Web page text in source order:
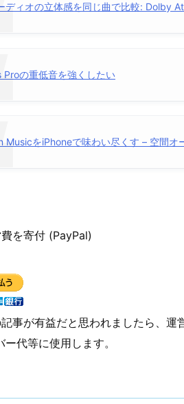
ディオの立体感を同じ曲で比較: Dolby
Proの重低音を強くしたい
MusicをiPhoneで味わい尽くす – 空間オ
を寄付 (PayPal)
事が有益だと思われましたら、
代等に使用します。